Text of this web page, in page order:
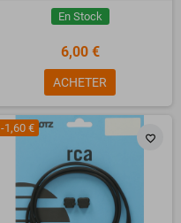
En Stock
6,00 €
ACHETER
favorite_border
-1,60 €